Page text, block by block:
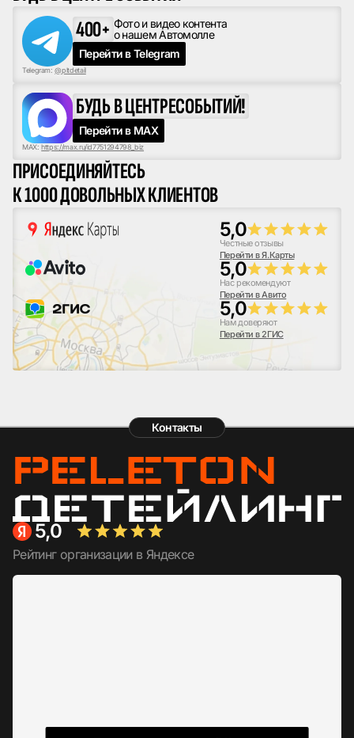
ПРИСОЕДИНЯЙТЕСЬ
К 1000 ДОВОЛЬНЫХ КЛИЕНТОВ
5,0
Честные отзывы
Перейти в Я.Карты
5,0
Нас рекомендуют
Перейти в Авито
5,0
Нам доверяют
Перейти в 2ГИС
400+ Фото и видео контента
о нашем Автомолле
Перейти в Telegram
Telegram:@pltdetail
БУДЬ В ЦЕНТРЕСОБЫТИЙ!
Перейти в MAX
MAX:https://max.ru/id7751294798_biz
Контакты
5,0
Рейтинг организации в Яндексе